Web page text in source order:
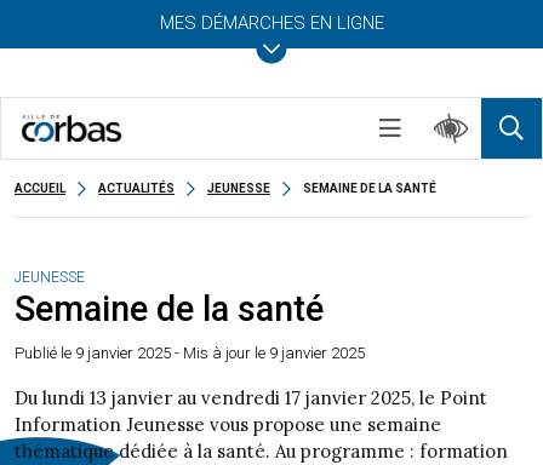
MES DÉMARCHES EN LIGNE
ACCUEIL ACTUALITÉS JEUNESSE SEMAINE DE LA SANTÉ
JEUNESSE
Semaine de la santé
Publié le 9 janvier 2025 - Mis à jour le 9 janvier 2025
Du lundi 13 janvier au vendredi 17 janvier 2025, le Point
Information Jeunesse vous propose une semaine
thématique dédiée à la santé. Au programme : formation